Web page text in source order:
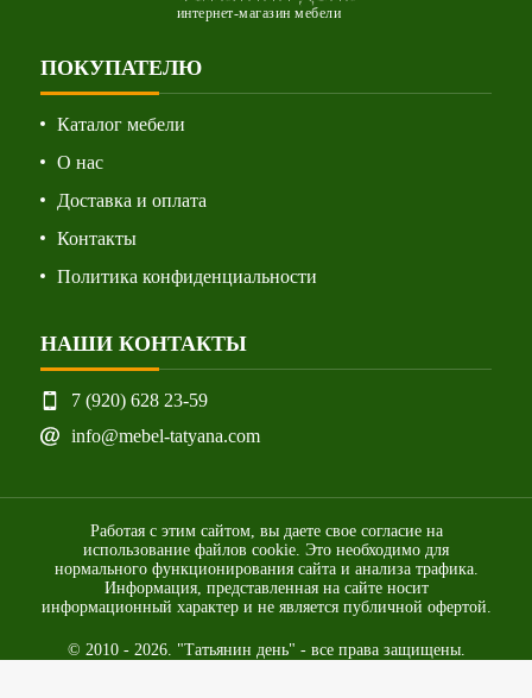
интернет-магазин мебели
ПОКУПАТЕЛЮ
Каталог мебели
О нас
Доставка и оплата
Контакты
Политика конфиденциальности
НАШИ КОНТАКТЫ
7 (920) 628 23-59
info@mebel-tatyana.com
© 2010 - 2026. "Татьянин день" - все права защищены.
Работая с этим сайтом, вы даете свое согласие на
использование файлов cookie. Это необходимо для
нормального функционирования сайта и анализа трафика.
Информация, представленная на сайте носит
информационный характер и не является публичной офертой.